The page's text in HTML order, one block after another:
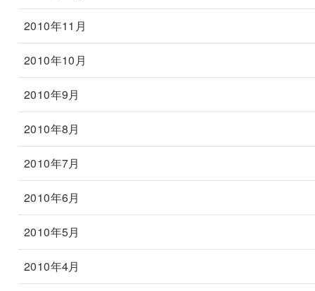
2010年11月
2010年10月
2010年9月
2010年8月
2010年7月
2010年6月
2010年5月
2010年4月